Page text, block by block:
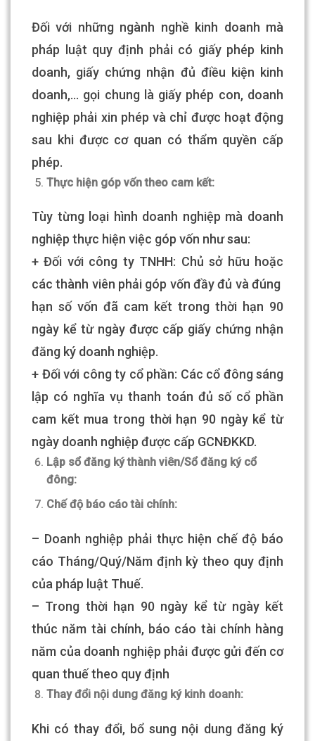
Đối với những ngành nghề kinh doanh mà
pháp luật quy định phải có giấy phép kinh
doanh, giấy chứng nhận đủ điều kiện kinh
doanh,… gọi chung là giấy phép con, doanh
nghiệp phải xin phép và chỉ được hoạt động
sau khi được cơ quan có thẩm quyền cấp
phép.
Thực hiện góp vốn theo cam kết:
Tùy từng loại hình doanh nghiệp mà doanh
nghiệp thực hiện việc góp vốn như sau:
+ Đối với công ty TNHH: Chủ sở hữu hoặc
các thành viên phải góp vốn đầy đủ và đúng
hạn số vốn đã cam kết trong thời hạn 90
ngày kể từ ngày được cấp giấy chứng nhận
đăng ký doanh nghiệp.
+ Đối với công ty cổ phần: Các cổ đông sáng
lập có nghĩa vụ thanh toán đủ số cổ phần
cam kết mua trong thời hạn 90 ngày kể từ
ngày doanh nghiệp được cấp GCNĐKKD.
Lập sổ đăng ký thành viên/Sổ đăng ký cổ
đông:
Chế độ báo cáo tài chính:
– Doanh nghiệp phải thực hiện chế độ báo
cáo Tháng/Quý/Năm định kỳ theo quy định
của pháp luật Thuế.
– Trong thời hạn 90 ngày kể từ ngày kết
thúc năm tài chính, báo cáo tài chính hàng
năm của doanh nghiệp phải được gửi đến cơ
quan thuế theo quy định
Thay đổi nội dung đăng ký kinh doanh:
Khi có thay đổi, bổ sung nội dung đăng ký